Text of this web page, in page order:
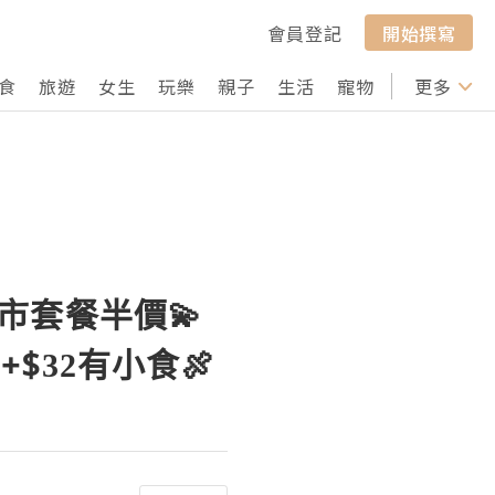
會員登記
開始撰寫
旅遊 女生 玩樂 親子 生活 寵物 行山 打卡
更多
套餐半價💫
有小食🍖